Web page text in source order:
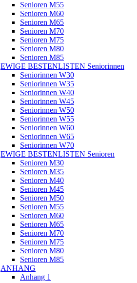
Senioren M55
Senioren M60
Senioren M65
Senioren M70
Senioren M75
Senioren M80
Senioren M85
EWIGE BESTENLISTEN Seniorinnen
Seniorinnen W30
Seniorinnen W35
Seniorinnen W40
Seniorinnen W45
Seniorinnen W50
Seniorinnen W55
Seniorinnen W60
Seniorinnen W65
Seniorinnen W70
EWIGE BESTENLISTEN Senioren
Senioren M30
Senioren M35
Senioren M40
Senioren M45
Senioren M50
Senioren M55
Senioren M60
Senioren M65
Senioren M70
Senioren M75
Senioren M80
Senioren M85
ANHANG
Anhang 1